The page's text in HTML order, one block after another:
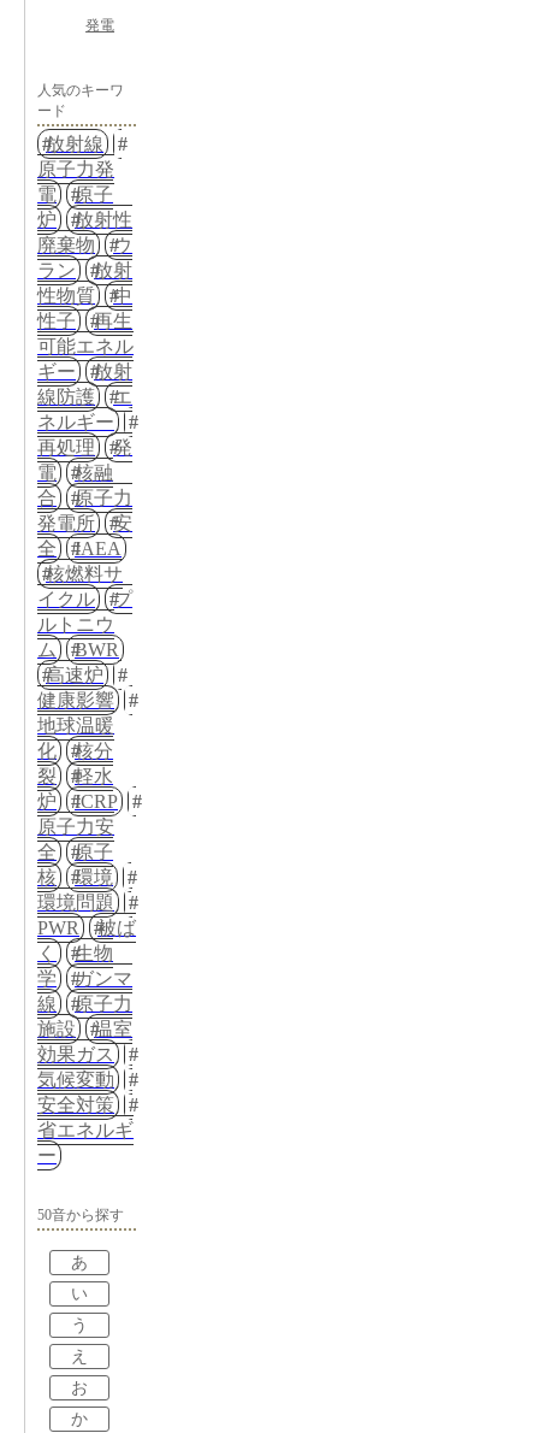
発電
人気のキーワ
ード
放射線
原子力発
電
原子
炉
放射性
廃棄物
ウ
ラン
放射
性物質
中
性子
再生
可能エネル
ギー
放射
線防護
エ
ネルギー
再処理
発
電
核融
合
原子力
発電所
安
全
IAEA
核燃料サ
イクル
プ
ルトニウ
ム
BWR
高速炉
健康影響
地球温暖
化
核分
裂
軽水
炉
ICRP
原子力安
全
原子
核
環境
環境問題
PWR
被ば
く
生物
学
ガンマ
線
原子力
施設
温室
効果ガス
気候変動
安全対策
省エネルギ
ー
50音から探す
あ
い
う
え
お
か